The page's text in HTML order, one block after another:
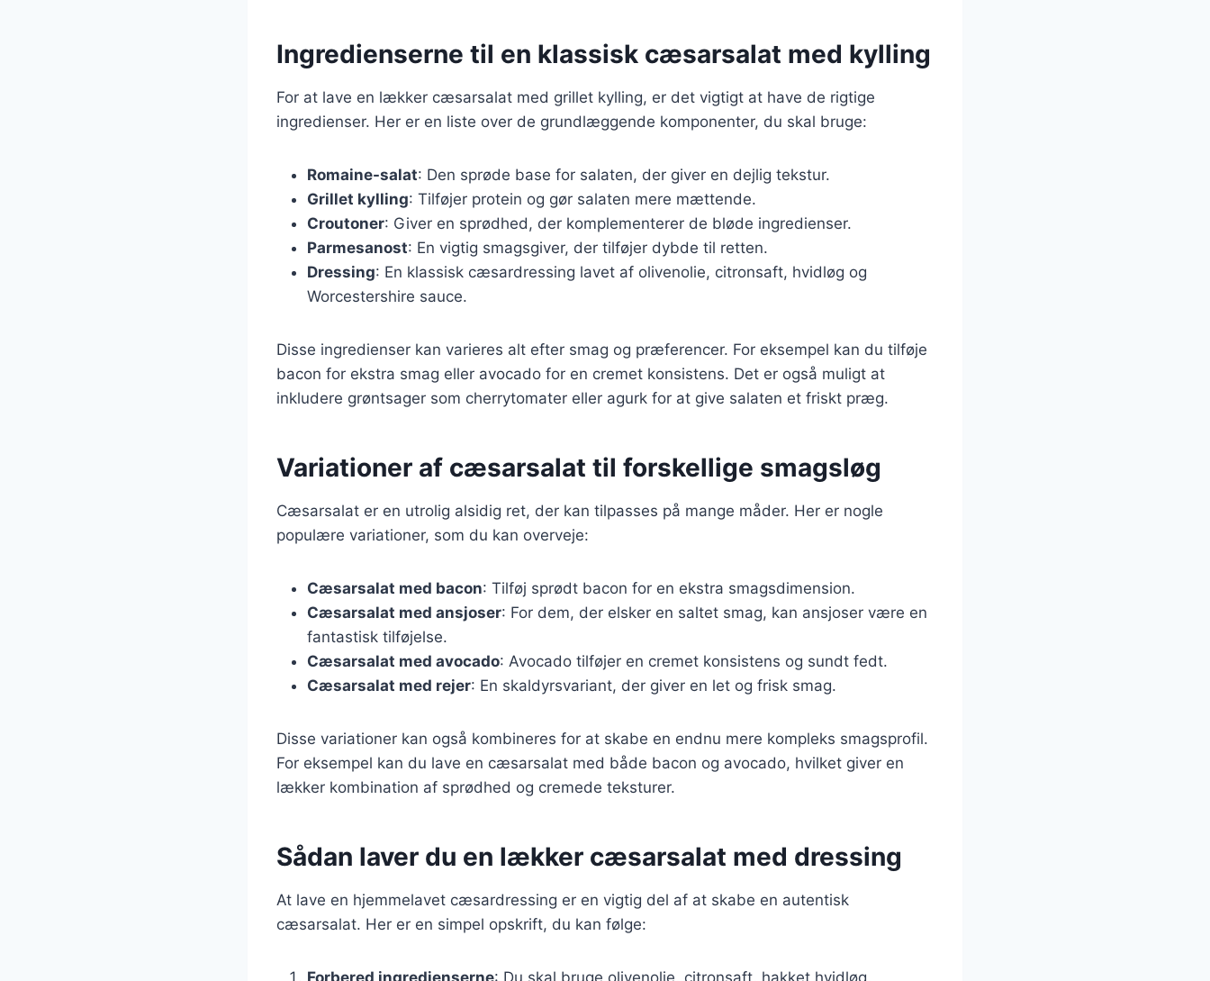
Ingredienserne til en klassisk cæsarsalat med kylling
For at lave en lækker cæsarsalat med grillet kylling, er det vigtigt at have de rigtige
ingredienser. Her er en liste over de grundlæggende komponenter, du skal bruge:
Romaine-salat: Den sprøde base for salaten, der giver en dejlig tekstur.
Grillet kylling: Tilføjer protein og gør salaten mere mættende.
Croutoner: Giver en sprødhed, der komplementerer de bløde ingredienser.
Parmesanost: En vigtig smagsgiver, der tilføjer dybde til retten.
Dressing: En klassisk cæsardressing lavet af olivenolie, citronsaft, hvidløg og
Worcestershire sauce.
Disse ingredienser kan varieres alt efter smag og præferencer. For eksempel kan du tilføje
bacon for ekstra smag eller avocado for en cremet konsistens. Det er også muligt at
inkludere grøntsager som cherrytomater eller agurk for at give salaten et friskt præg.
Variationer af cæsarsalat til forskellige smagsløg
Cæsarsalat er en utrolig alsidig ret, der kan tilpasses på mange måder. Her er nogle
populære variationer, som du kan overveje:
Cæsarsalat med bacon: Tilføj sprødt bacon for en ekstra smagsdimension.
Cæsarsalat med ansjoser: For dem, der elsker en saltet smag, kan ansjoser være en
fantastisk tilføjelse.
Cæsarsalat med avocado: Avocado tilføjer en cremet konsistens og sundt fedt.
Cæsarsalat med rejer: En skaldyrsvariant, der giver en let og frisk smag.
Disse variationer kan også kombineres for at skabe en endnu mere kompleks smagsprofil.
For eksempel kan du lave en cæsarsalat med både bacon og avocado, hvilket giver en
lækker kombination af sprødhed og cremede teksturer.
Sådan laver du en lækker cæsarsalat med dressing
At lave en hjemmelavet cæsardressing er en vigtig del af at skabe en autentisk
cæsarsalat. Her er en simpel opskrift, du kan følge:
Forbered ingredienserne: Du skal bruge olivenolie, citronsaft, hakket hvidløg,